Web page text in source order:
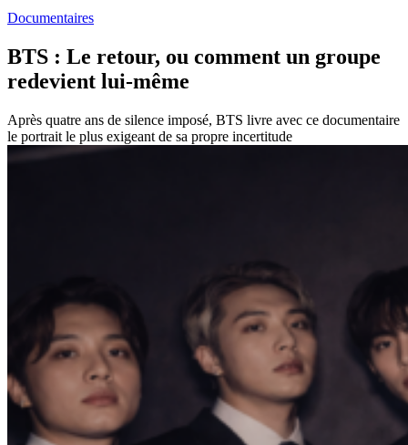
Documentaires
BTS : Le retour, ou comment un groupe
redevient lui-même
Après quatre ans de silence imposé, BTS livre avec ce documentaire
le portrait le plus exigeant de sa propre incertitude